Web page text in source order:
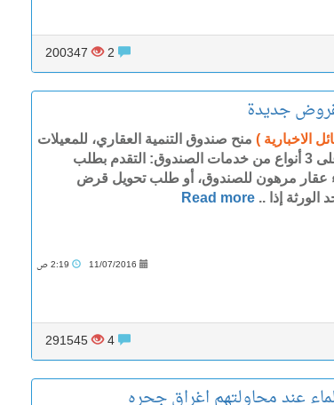
200347
جديدة
الاخبارية ) منح صندوق التنمية العقاري، للمعيلات
حق الحصول على 3 أنواع من خدمات الصندوق: التقدم بطلب
عقار مرهون للصندوق، أو طلب تحويل قرض
الورثة إذا .. Read more
11/07/2016
291545
عند محاولتهم اغراق جحره